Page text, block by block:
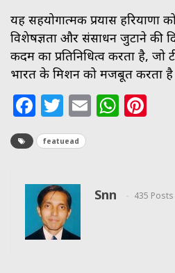
यह सहयोगात्मक प्रयास हरियाणा
विशेषज्ञता और संसाधन जुटाने की
कदम का प्रतिनिधित्व करता है, जो
भारत के मिशन को मजबूत करता
Facebook
Twitter
Email
featuead
Snn 435 Posts